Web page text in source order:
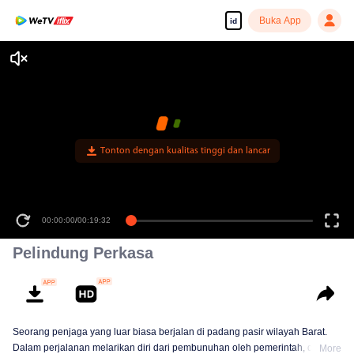
id Buka App
Tonton dengan kualitas tinggi dan lancar
00:00:00/00:19:32
Pelindung Perkasa
Seorang penjaga yang luar biasa berjalan di padang pasir wilayah Barat.
Dalam perjalanan melarikan diri dari pembunuhan oleh pemerintah, diaMore